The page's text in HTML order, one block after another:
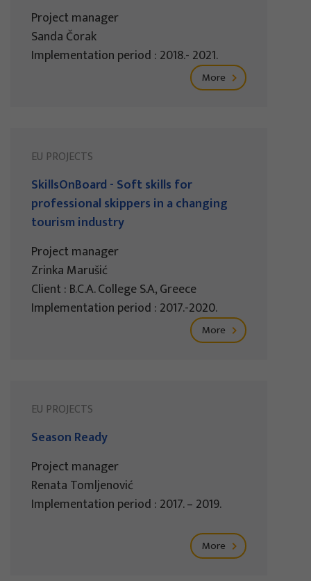
Project manager
Sanda Čorak
Implementation period : 2018.- 2021.
More
EU PROJECTS
SkillsOnBoard - Soft skills for
professional skippers in a changing
tourism industry
Project manager
Zrinka Marušić
Client : B.C.A. College S.A, Greece
Implementation period : 2017.-2020.
More
EU PROJECTS
Season Ready
Project manager
Renata Tomljenović
Implementation period : 2017. – 2019.
More